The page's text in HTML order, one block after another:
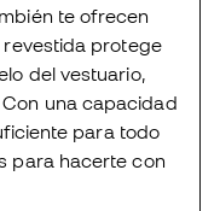
te ofrecen
protege
del vestuario,
una capacidad
para todo
para hacerte con